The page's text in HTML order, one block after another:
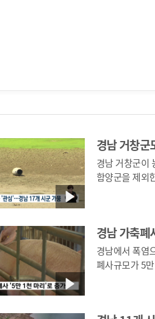
경남 거창
경남 거창군이
함양군을 제외한 17개 시군이
경남도는 거
집계했습니다. 특히 밀양시는 농업용수 저수율이 30.3%에
불과해 최악인
경남 가축폐
경남에서 폭염
폐사규모가 5만 천4
3천여마리로
순이라고 밝